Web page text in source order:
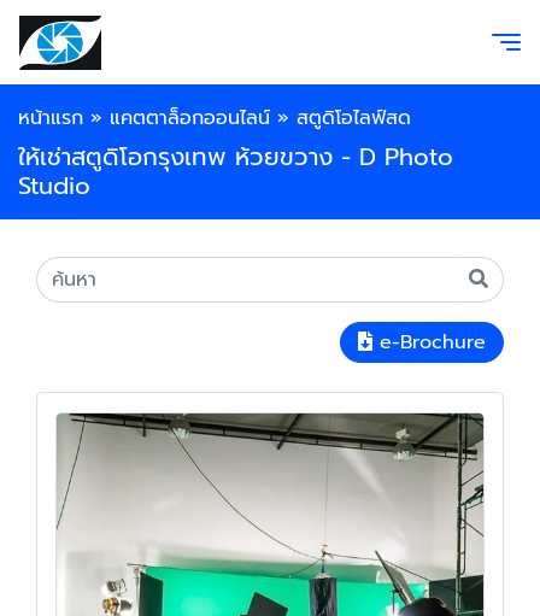
หน้าแรก » แคตตาล็อกออนไลน์ » สตูดิโอไลฟ์สด
ให้เช่าสตูดิโอกรุงเทพ ห้วยขวาง - D Photo
Studio
e-Brochure